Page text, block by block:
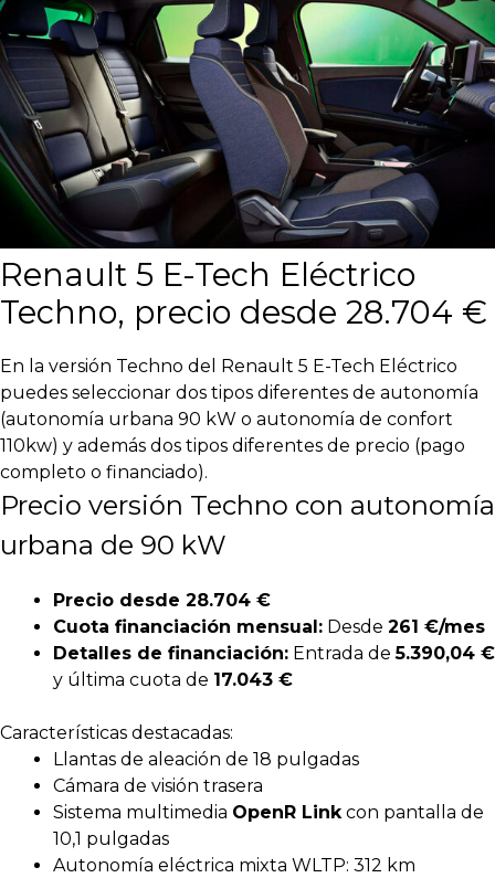
Renault 5 E-Tech Eléctrico
Techno, precio desde 28.704 €
En la versión Techno del Renault 5 E-Tech Eléctrico
puedes seleccionar dos tipos diferentes de autonomía
(autonomía urbana 90 kW o autonomía de confort
110kw) y además dos tipos diferentes de precio (pago
completo o financiado).
Precio versión Techno con autonomía
urbana de 90 kW
Precio desde 28.704 €
Cuota financiación mensual: Desde 261 €/mes
Detalles de financiación: Entrada de5.390,04 €
y última cuota de 17.043 €
Características destacadas:
Llantas de aleación de 18 pulgadas
Cámara de visión trasera
Sistema multimedia OpenR Linkcon pantalla de
10,1 pulgadas
Autonomía eléctrica mixta WLTP: 312 km